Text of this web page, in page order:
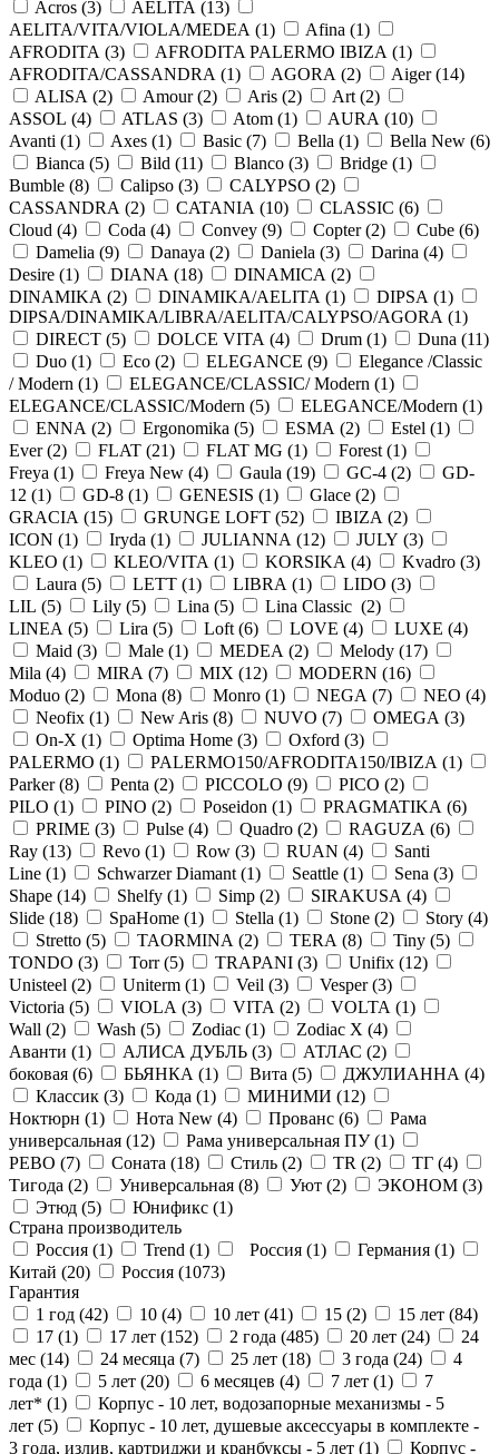
Acros (3) AELITA (13)
AELITA/VITA/VIOLA/MEDEA (1) Afina (1)
AFRODITA (3) AFRODITA PALERMO IBIZA (1)
AFRODITA/CASSANDRA (1) AGORA (2) Aiger (14)
ALISA (2) Amour (2) Aris (2) Art (2)
ASSOL (4) ATLAS (3) Atom (1) AURA (10)
Avanti (1) Axes (1) Basic (7) Bella (1) Bella New (6)
Bianca (5) Bild (11) Blanco (3) Bridge (1)
Bumble (8) Calipso (3) CALYPSO (2)
CASSANDRA (2) CATANIA (10) CLASSIC (6)
Cloud (4) Coda (4) Convey (9) Copter (2) Cube (6)
Damelia (9) Danaya (2) Daniela (3) Darina (4)
Desire (1) DIANA (18) DINAMICA (2)
DINAMIKA (2) DINAMIKA/AELITA (1) DIPSA (1)
DIPSA/DINAMIKA/LIBRA/AELITA/CALYPSO/AGORA (1)
DIRECT (5) DOLCE VITA (4) Drum (1) Duna (11)
Duo (1) Eco (2) ELEGANCE (9)
Elegance /Classic
/ Modern (1) ELEGANCE/CLASSIC/ Modern (1)
ELEGANCE/CLASSIC/Modern (5) ELEGANCE/Modern (1)
ENNA (2) Ergonomika (5) ESMA (2) Estel (1)
Ever (2) FLAT (21) FLAT MG (1) Forest (1)
Freya (1) Freya New (4) Gaula (19) GC-4 (2)
GD-
12 (1) GD-8 (1) GENESIS (1) Glace (2)
GRACIA (15) GRUNGE LOFT (52) IBIZA (2)
ICON (1) Iryda (1) JULIANNA (12) JULY (3)
KLEO (1) KLEO/VITA (1) KORSIKA (4) Kvadro (3)
Laura (5) LETT (1) LIBRA (1) LIDO (3)
LIL (5) Lily (5) Lina (5) Lina Classic (2)
LINEA (5) Lira (5) Loft (6) LOVE (4) LUXE (4)
Maid (3) Male (1) MEDEA (2) Melody (17)
Mila (4) MIRA (7) MIX (12) MODERN (16)
Moduo (2) Mona (8) Monro (1) NEGA (7) NEO (4)
Neofix (1) New Aris (8) NUVO (7) OMEGA (3)
On-X (1) Optima Home (3) Oxford (3)
PALERMO (1) PALERMO150/AFRODITA150/IBIZA (1)
Parker (8) Penta (2) PICCOLO (9) PICO (2)
PILO (1) PINO (2) Poseidon (1) PRAGMATIKA (6)
PRIME (3) Pulse (4) Quadro (2) RAGUZA (6)
Ray (13) Revo (1) Row (3) RUAN (4)
Santi
Line (1) Schwarzer Diamant (1) Seattle (1) Sena (3)
Shape (14) Shelfy (1) Simp (2) SIRAKUSA (4)
Slide (18) SpaHome (1) Stella (1) Stone (2) Story (4)
Stretto (5) TAORMINA (2) TERA (8) Tiny (5)
TONDO (3) Torr (5) TRAPANI (3) Unifix (12)
Unisteel (2) Uniterm (1) Veil (3) Vesper (3)
Victoria (5) VIOLA (3) VITA (2) VOLTA (1)
Wall (2) Wash (5) Zodiac (1) Zodiac X (4)
Аванти (1) АЛИСА ДУБЛЬ (3) АТЛАС (2)
боковая (6) БЬЯНКА (1) Вита (5) ДЖУЛИАННА (4)
Классик (3) Кода (1) МИНИМИ (12)
Ноктюрн (1) Нота New (4) Прованс (6)
Рама
универсальная (12) Рама универсальная ПУ (1)
РЕВО (7) Соната (18) Стиль (2) ТR (2) ТГ (4)
Тигода (2) Универсальная (8) Уют (2) ЭКОНОМ (3)
Этюд (5) Юнификс (1)
Страна производитель
Россия (1) Trend (1) Россия (1) Германия (1)
Китай (20) Россия (1073)
Гарантия
1 год (42) 10 (4) 10 лет (41) 15 (2) 15 лет (84)
17 (1) 17 лет (152) 2 года (485) 20 лет (24)
24
мес (14) 24 месяца (7) 25 лет (18) 3 года (24)
4
года (1) 5 лет (20) 6 месяцев (4) 7 лет (1)
7
лет* (1)
Корпус - 10 лет, водозапорные механизмы - 5
лет (5)
Корпус - 10 лет, душевые аксессуары в комплекте -
3 года, излив, картриджи и кранбуксы - 5 лет (1) Корпус -